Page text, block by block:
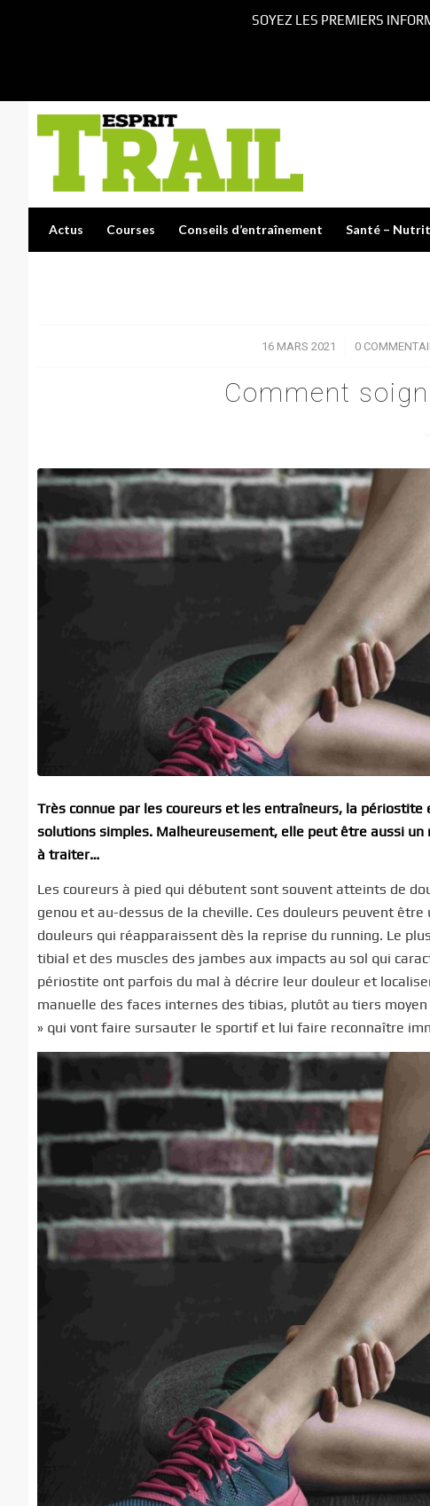
Actus Courses Conseils d’entraînement Santé –
16 MARS 2021
/ 0 /
Comment
Très connue par les coureurs et les entraîneurs, la
solutions simples. Malheureusement, elle peut être aussi
à traiter…
Les coureurs à pied qui débutent sont souvent atteints de
genou et au-dessus de la cheville. Ces douleurs peuvent
douleurs qui réapparaissent dès la reprise du running. Le
tibial et des muscles des jambes aux impacts au sol qui
périostite ont parfois du mal à décrire leur douleur et
manuelle des faces internes des tibias, plutôt au tiers
» qui vont faire sursauter le sportif et lui faire reconnaître
SOYEZ LES PREMIERS